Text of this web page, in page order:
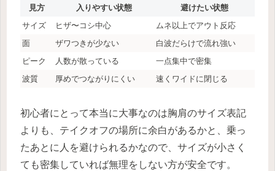
見方 入りやすい状態
避けたい状態
サイズ
ヒザ〜コシ中心
ムネ以上でアウト反応
面
ザワつきが少ない
白波だらけで流れ強い
ピーク
人数が散っている
一点集中で密集
波質
厚めでつながりにくい 速くワイドに閉じる
初心者にとって本当に大事なのは胸肩のサイズ表記
よりも、テイクオフの場所に余白があるかと、乗っ
たあとに人を避けられるかなので、サイズが小さく
ても密集していれば無理をしない方が安全です。